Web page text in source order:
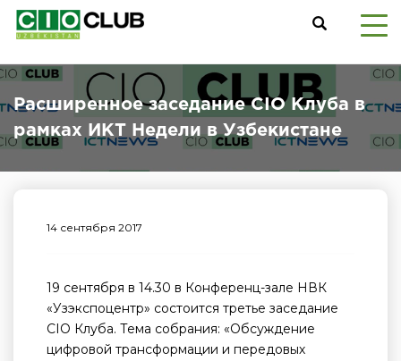
Расширенное заседание CIO Клуба в
рамках ИКТ Недели в Узбекистане
14 сентября 2017
19 сентября в 14.30 в Конференц-зале НВК
«Узэкспоцентр» состоится третье заседание
CIO Клуба. Тема собрания: «Обсуждение
цифровой трансформации и передовых